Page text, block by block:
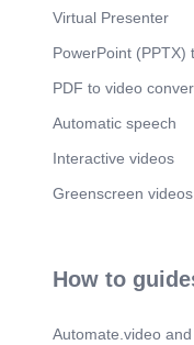
Virtual Presenter
PowerPoint (PPTX)
PDF to video
Automatic speech
Interactive videos
Greenscreen videos
How to
Automate.video